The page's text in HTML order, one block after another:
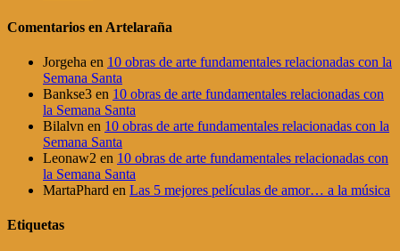
Comentarios en Artelaraña
Jorgeha en 10 obras de arte fundamentales relacionadas con la
Semana Santa
Bankse3 en 10 obras de arte fundamentales relacionadas con
la Semana Santa
Bilalvn en 10 obras de arte fundamentales relacionadas con la
Semana Santa
Leonaw2 en 10 obras de arte fundamentales relacionadas con
la Semana Santa
MartaPhard en Las 5 mejores películas de amor… a la música
Etiquetas